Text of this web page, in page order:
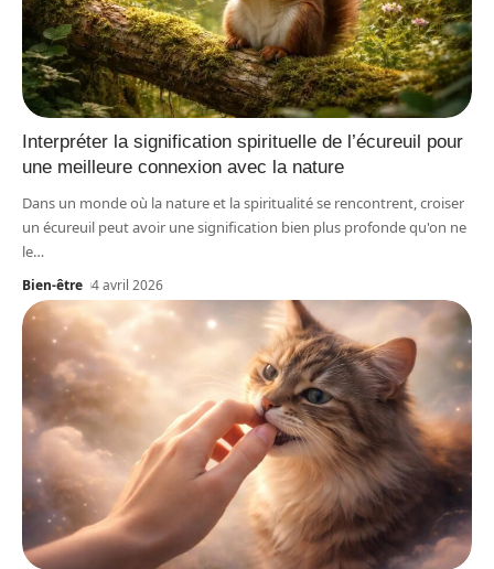
Interpréter la signification spirituelle de l’écureuil pour
une meilleure connexion avec la nature
Dans un monde où la nature et la spiritualité se rencontrent, croiser
un écureuil peut avoir une signification bien plus profonde qu'on ne
le…
Bien-être 4 avril 2026